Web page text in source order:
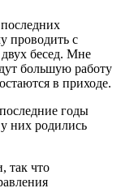
проводить с
бесед. Мне
большую работу
в приходе.
годы
них родились
так что